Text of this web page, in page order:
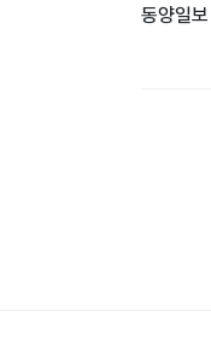
동양일보